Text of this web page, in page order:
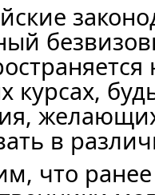
курсах,
в
что ранее